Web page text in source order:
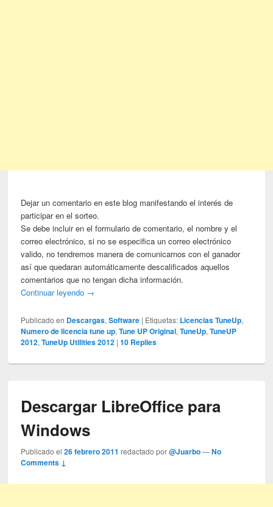
Dejar un comentario en este blog manifestando el interés de
participar en el sorteo.
Se debe incluir en el formulario de comentario, el nombre y el
correo electrónico, si no se especifica un correo electrónico
valido, no tendremos manera de comunicarnos con el ganador
así que quedaran automáticamente descalificados aquellos
comentarios que no tengan dicha información.
Continuar leyendo →
Publicado en Descargas,Software | Etiquetas: Licencias TuneUp,
Numero de licencia tune up,Tune UP Original,TuneUp,TuneUP
2012,TuneUp Utilities 2012 |10 Replies
Descargar LibreOffice para
Windows
Publicado el26 febrero 2011 redactado por@Juarbo —No
Comments ↓